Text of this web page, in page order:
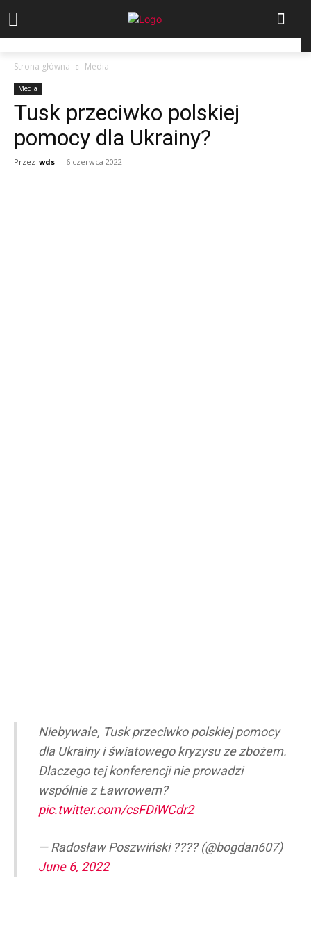
Strona główna Media
Media
Tusk przeciwko polskiej
pomocy dla Ukrainy?
Przez wds - 6 czerwca 2022
Niebywałe, Tusk przeciwko polskiej pomocy
dla Ukrainy i światowego kryzysu ze zbożem.
Dlaczego tej konferencji nie prowadzi
wspólnie z Ławrowem?
pic.twitter.com/csFDiWCdr2
— Radosław Poszwiński ???? (@bogdan607)
June 6, 2022